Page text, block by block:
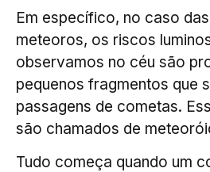
Em específico, no caso
meteoros, os riscos
observamos no céu são
pequenos fragmentos que
passagens de cometas.
são chamados de
Tudo começa quando um